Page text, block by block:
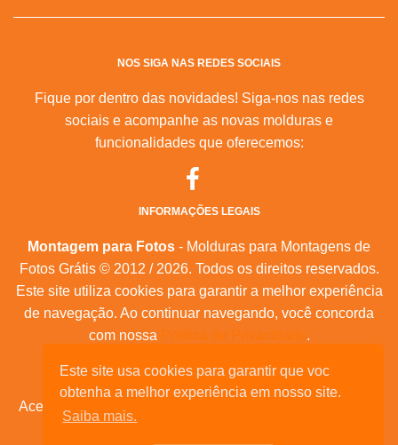
Este site usa cookies para garantir que voc
obtenha a melhor experiência em nosso site.
Saiba mais.
NOS SIGA NAS REDES SOCIAIS
Fique por dentro das novidades! Siga-nos nas redes
sociais e acompanhe as novas molduras e
funcionalidades que oferecemos:
INFORMAÇÕES LEGAIS
Montagem para Fotos - Molduras para Montagens de
Fotos Grátis © 2012 / 2026. Todos os direitos reservados.
Este site utiliza cookies para garantir a melhor experiência
de navegação. Ao continuar navegando, você concorda
com nossa Política de Privacidade.
Mapa do Site |Feeds RSS |Sobre Nós
Acesse nossas molduras para: